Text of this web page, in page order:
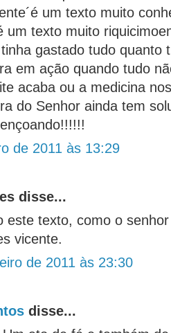
um texto muito
um texto muito
gastado tudo quanto
em ação quando tudo
acaba ou a medicina
do Senhor ainda tem
de 2011 às 13:29
disse...
este texto, como o
vicente.
de 2011 às 23:30
disse...